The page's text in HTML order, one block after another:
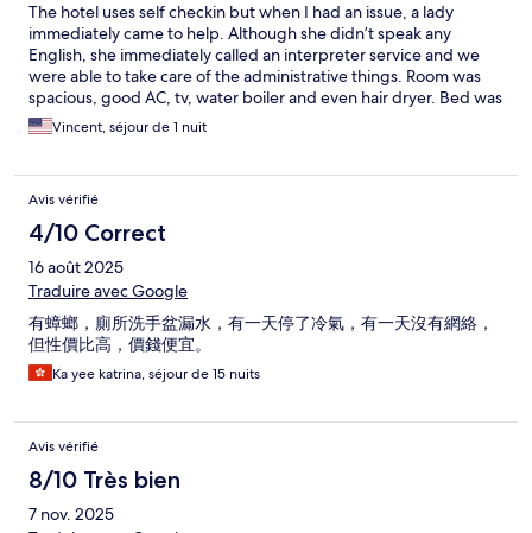
The hotel uses self checkin but when I had an issue, a lady
immediately came to help. Although she didn’t speak any
English, she immediately called an interpreter service and we
were able to take care of the administrative things. Room was
spacious, good AC, tv, water boiler and even hair dryer. Bed was
comfortable too. Overall, it was great value for money and
service was outstanding given that I don’t speak any Korean.
Vincent, séjour de 1 nuit
Avis vérifié
4/10 Correct
16 août 2025
Traduire avec Google
有蟑螂，廁所洗手盆漏水，有一天停了冷氣，有一天沒有網絡，
但性價比高，價錢便宜。
Ka yee katrina, séjour de 15 nuits
Avis vérifié
8/10 Très bien
7 nov. 2025